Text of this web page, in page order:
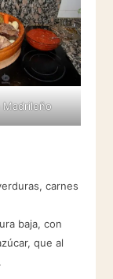
Madrileño
carnes
baja, con
que al